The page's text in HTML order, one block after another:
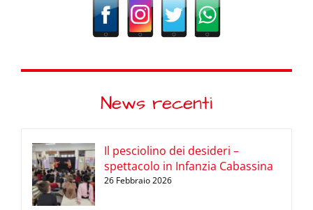
News recenti
Il pesciolino dei desideri –
spettacolo in Infanzia Cabassina
26 Febbraio 2026